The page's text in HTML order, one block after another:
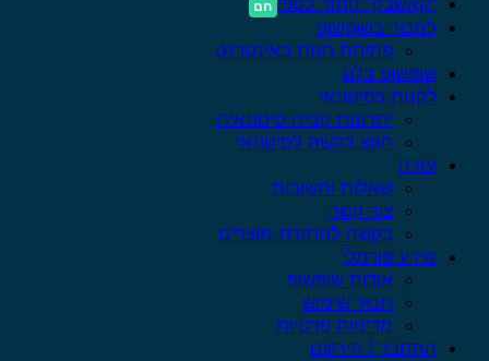
למכור בשופשופ
פתיחת חנות באינטרנט
שופשופ בלוג
לקנות כסיטונאי
יתרונות קנייה סיטונאית
הגש בקשה לסיטונאי
עזרה
שאלות ותשובות
צור קשר
בקשה להחזרת מוצרים
מידע פורמלי
אודות שופשופ
תנאי שימוש
מדיניות פרטיות
התחבר / הירשם